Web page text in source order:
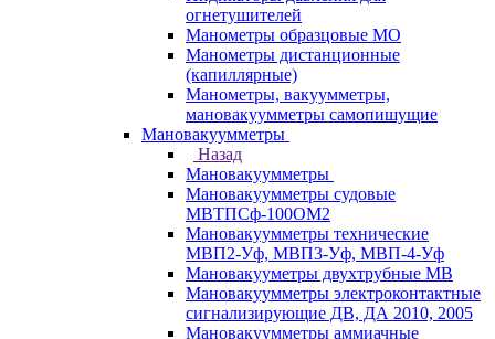
огнетушителей
Манометры образцовые МО
Манометры дистанционные
(капиллярные)
Манометры, вакуумметры,
мановакуумметры самопишущие
Мановакуумметры
Назад
Мановакуумметры
Мановакуумметры судовые
МВТПСф-100ОМ2
Мановакуумметры технические
МВП2-Уф, МВП3-Уф, МВП-4-Уф
Мановакууметры двухтрубные МВ
Мановакуумметры электроконтактные
сигнализирующие ДВ, ДА 2010, 2005
Мановакуумметры аммиачные